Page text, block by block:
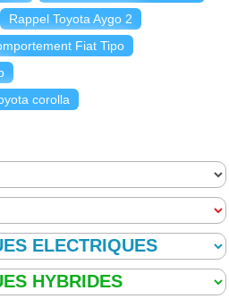
Rappel Toyota Aygo 2
Fiat Tipo
corolla